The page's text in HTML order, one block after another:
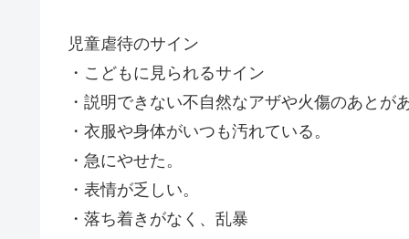
児童虐待のサイン
・こどもに見られるサイン
・説明できない不自然なアザや火傷のあとが
・衣服や身体がいつも汚れている。
・急にやせた。
・表情が乏しい。
・落ち着きがなく、乱暴